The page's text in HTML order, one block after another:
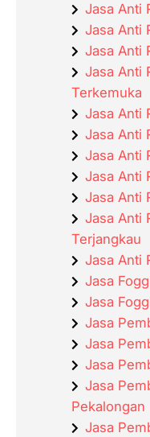
Jasa Anti
Jasa Anti
Jasa Anti
Jasa Anti
Terkemuka
Jasa Anti
Jasa Anti
Jasa Anti
Jasa Anti
Jasa Anti
Jasa Anti
Terjangkau
Jasa Anti
Jasa
Jasa
Jasa
Jasa
Jasa
Jasa
Pekalongan
Jasa